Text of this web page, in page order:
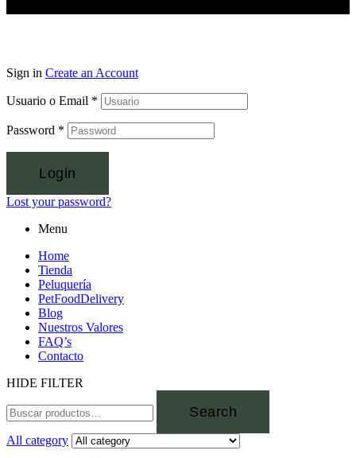
Sign in Create an Account
Usuario o Email *
Password *
Login
Lost your password?
Menu
Home
Tienda
Peluquería
PetFoodDelivery
Blog
Nuestros Valores
FAQ’s
Contacto
HIDE FILTER
Search
All category